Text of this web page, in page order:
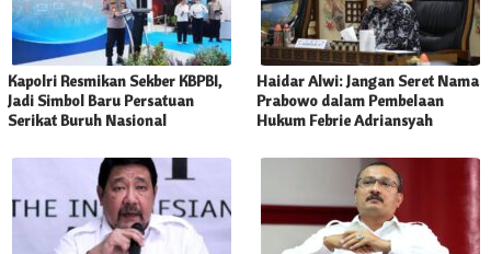
Kapolri Resmikan Sekber KBPBI,
Jadi Simbol Baru Persatuan
Serikat Buruh Nasional
Haidar Alwi: Jangan Seret Nama
Prabowo dalam Pembelaan
Hukum Febrie Adriansyah